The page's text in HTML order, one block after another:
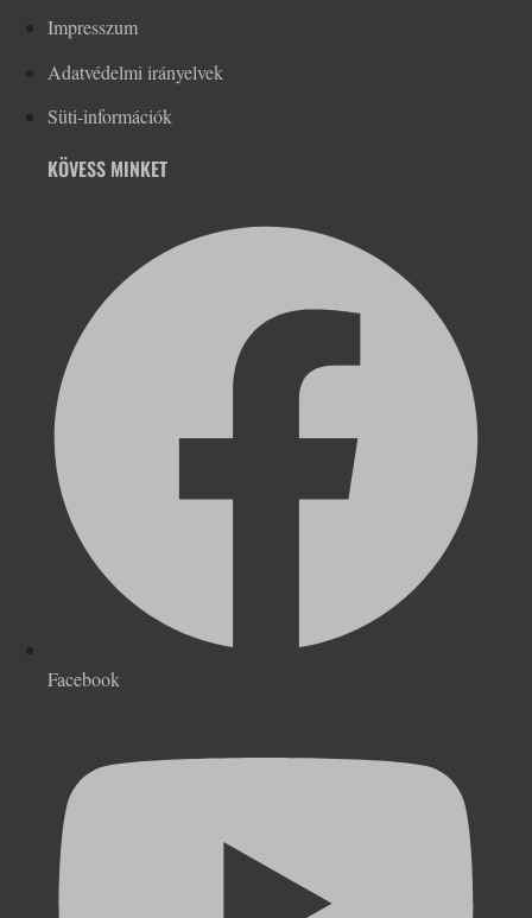
Impresszum
Adatvédelmi irányelvek
Süti-információk
KÖVESS MINKET
Facebook